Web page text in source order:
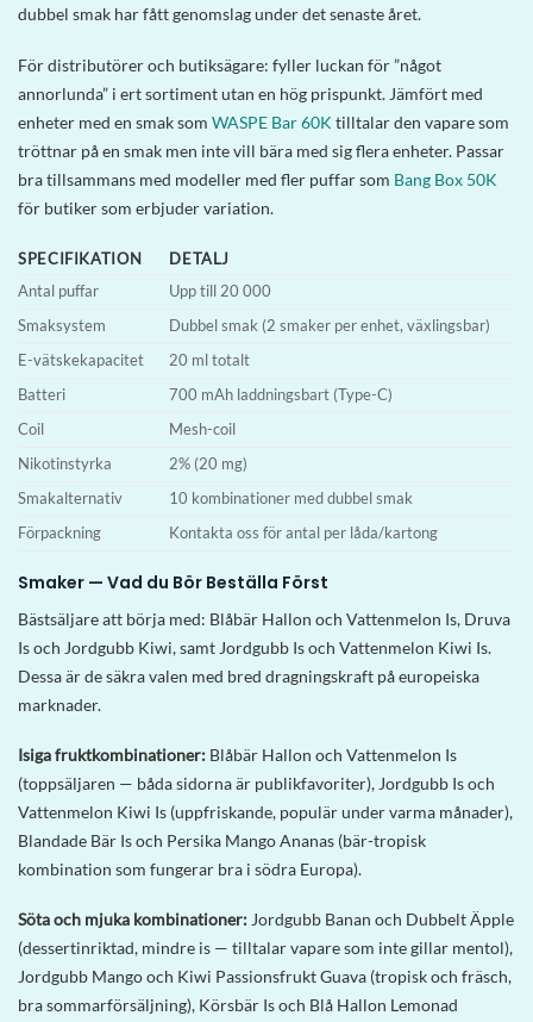
dubbel smak har fått genomslag under det senaste året.
För distributörer och butiksägare: fyller luckan för ”något
annorlunda” i ert sortiment utan en hög prispunkt. Jämfört med
enheter med en smak som WASPE Bar 60K tilltalar den vapare som
tröttnar på en smak men inte vill bära med sig flera enheter. Passar
bra tillsammans med modeller med fler puffar som Bang Box 50K
för butiker som erbjuder variation.
SPECIFIKATION
DETALJ
Antal puffar
Upp till 20 000
Smaksystem
Dubbel smak (2 smaker per enhet, växlingsbar)
E-vätskekapacitet
20 ml totalt
Batteri
700 mAh laddningsbart (Type-C)
Coil
Mesh-coil
Nikotinstyrka
2% (20 mg)
Smakalternativ
10 kombinationer med dubbel smak
Förpackning
Kontakta oss för antal per låda/kartong
Smaker — Vad du Bör Beställa Först
Bästsäljare att börja med: Blåbär Hallon och Vattenmelon Is, Druva
Is och Jordgubb Kiwi, samt Jordgubb Is och Vattenmelon Kiwi Is.
Dessa är de säkra valen med bred dragningskraft på europeiska
marknader.
Isiga fruktkombinationer: Blåbär Hallon och Vattenmelon Is
(toppsäljaren — båda sidorna är publikfavoriter), Jordgubb Is och
Vattenmelon Kiwi Is (uppfriskande, populär under varma månader),
Blandade Bär Is och Persika Mango Ananas (bär-tropisk
kombination som fungerar bra i södra Europa).
Söta och mjuka kombinationer: Jordgubb Banan och Dubbelt Äpple
(dessertinriktad, mindre is — tilltalar vapare som inte gillar mentol),
Jordgubb Mango och Kiwi Passionsfrukt Guava (tropisk och fräsch,
bra sommarförsäljning), Körsbär Is och Blå Hallon Lemonad